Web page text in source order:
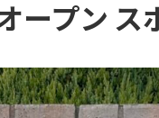
ープン ス